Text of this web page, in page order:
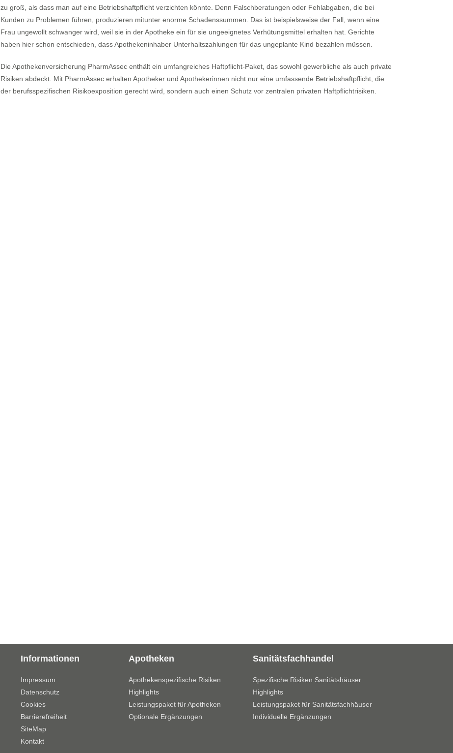
zu groß, als dass man auf eine Betriebshaftpflicht verzichten könnte. Denn Falschberatungen oder Fehlabgaben, die bei
Kunden zu Problemen führen, produzieren mitunter enorme Schadenssummen. Das ist beispielsweise der Fall, wenn eine
Frau ungewollt schwanger wird, weil sie in der Apotheke ein für sie ungeeignetes Verhütungsmittel erhalten hat. Gerichte
haben hier schon entschieden, dass Apothekeninhaber Unterhaltszahlungen für das ungeplante Kind bezahlen müssen.
Die Apothekenversicherung PharmAssec enthält ein umfangreiches Haftpflicht-Paket, das sowohl gewerbliche als auch private
Risiken abdeckt. Mit PharmAssec erhalten Apotheker und Apothekerinnen nicht nur eine umfassende Betriebshaftpflicht, die
der berufsspezifischen Risikoexposition gerecht wird, sondern auch einen Schutz vor zentralen privaten Haftpflichtrisiken.
Informationen
Impressum
Datenschutz
Cookies
Barrierefreiheit
SiteMap
Kontakt
Apotheken
Apothekenspezifische Risiken
Highlights
Leistungspaket für Apotheken
Optionale Ergänzungen
Sanitätsfachhandel
Spezifische Risiken Sanitätshäuser
Highlights
Leistungspaket für Sanitätsfachhäuser
Individuelle Ergänzungen